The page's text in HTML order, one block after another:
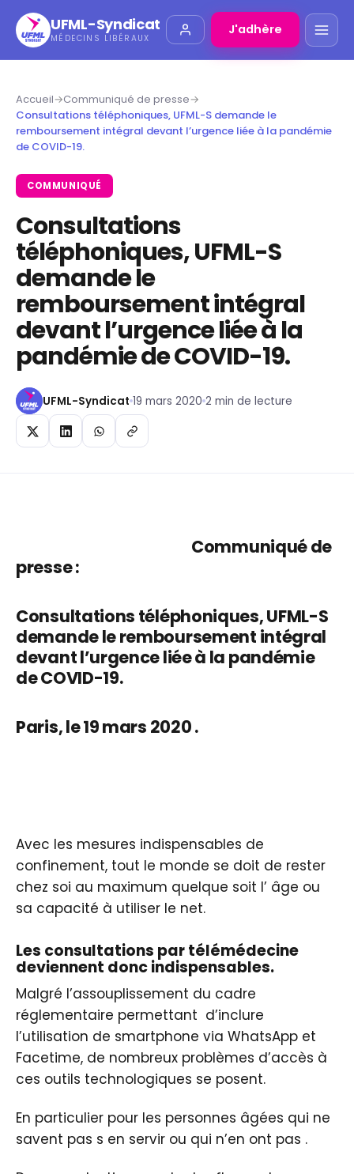
UFML-Syndicat
MÉDECINS LIBÉRAUX
J'adhère
Accueil→Communiqué de presse→
Consultations téléphoniques, UFML-S demande le
remboursement intégral devant l’urgence liée à la pandémie
de COVID-19.
COMMUNIQUÉ
Consultations
téléphoniques, UFML-S
demande le
remboursement intégral
devant l’urgence liée à la
pandémie de COVID-19.
UFML-Syndicat 19 mars 2020 2 min de lecture
Communiqué de
presse :
Consultations téléphoniques, UFML-S
demande le remboursement intégral
devant l’urgence liée à la pandémie
de COVID-19.
Paris, le 19 mars 2020 .
Avec les mesures indispensables de
confinement, tout le monde se doit de rester
chez soi au maximum quelque soit l’ âge ou
sa capacité à utiliser le net.
Les consultations par télémédecine
deviennent donc indispensables.
Malgré l’assouplissement du cadre
réglementaire permettant d’inclure
l’utilisation de smartphone via WhatsApp et
Facetime, de nombreux problèmes d’accès à
ces outils technologiques se posent.
En particulier pour les personnes âgées qui ne
savent pas s en servir ou qui n’en ont pas .